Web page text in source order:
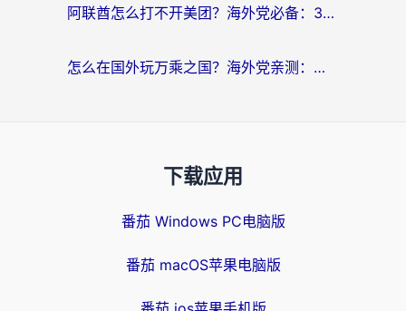
阿联酋怎么打不开美团？海外党必备：3步解决回国追剧、看球、刷B站的全部烦恼
怎么在国外玩万乘之国？海外党亲测：突破限制的3个实用技巧
下载应用
番茄 Windows PC电脑版
番茄 macOS苹果电脑版